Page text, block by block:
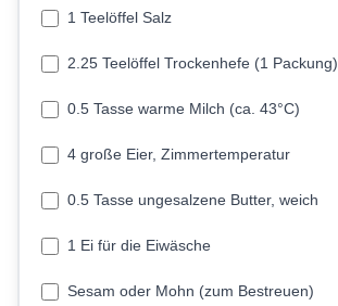
1 Teelöffel Salz
2.25 Teelöffel Trockenhefe (1 Packung)
0.5 Tasse warme Milch (ca. 43°C)
4 große Eier, Zimmertemperatur
0.5 Tasse ungesalzene Butter, weich
1 Ei für die Eiwäsche
Sesam oder Mohn (zum Bestreuen)